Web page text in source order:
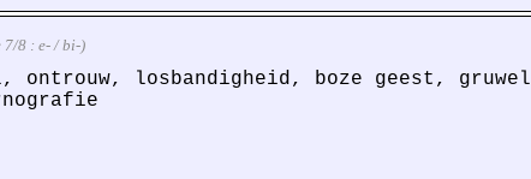
7/8 : e- / bi-)
ontrouw, losbandigheid, boze geest, gruwel